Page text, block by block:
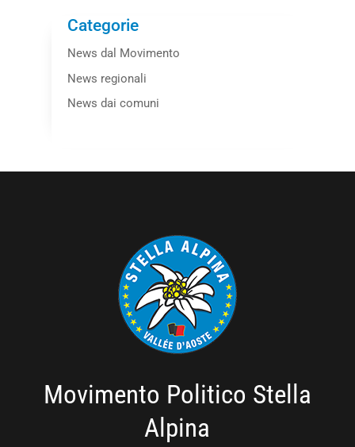
Categorie
News dal Movimento
News regionali
News dai comuni
Movimento Politico Stella
Alpina